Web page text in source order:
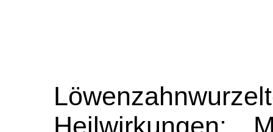
Heilwirkungen: